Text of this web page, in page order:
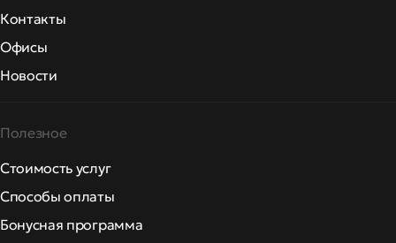
Контакты
Офисы
Новости
Полезное
Стоимость услуг
Способы оплаты
Бонусная программа